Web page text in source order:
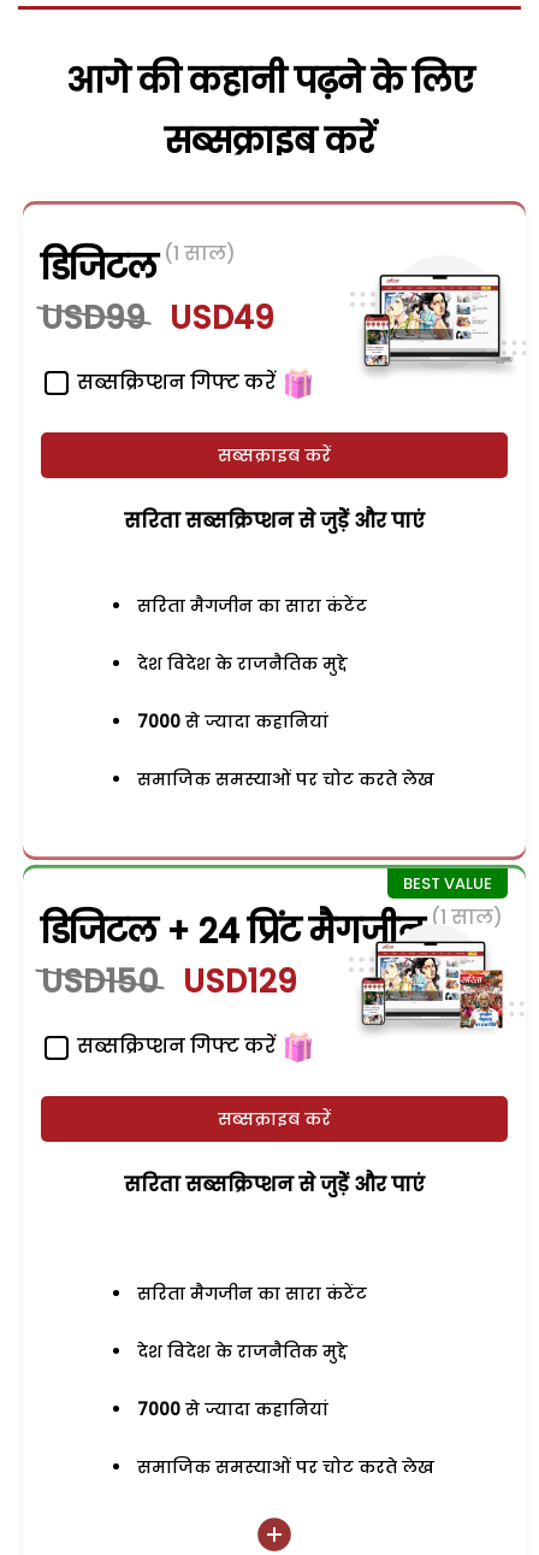
आगे की कहानी पढ़ने के लिए
सब्सक्राइब करें
डिजिटल (1 साल)
USD99 USD49
सब्सक्रिप्शन गिफ्ट करें
सब्सक्राइब करें
सरिता सब्सक्रिप्शन से जुड़ेें और पाएं
सरिता मैगजीन का सारा कंटेंट
देश विदेश के राजनैतिक मुद्दे
7000 से ज्यादा कहानियां
समाजिक समस्याओं पर चोट करते लेख
डिजिटल + 24 प्रिंट मैगजीन (1 साल)
USD150 USD129
सब्सक्रिप्शन गिफ्ट करें
सब्सक्राइब करें
सरिता सब्सक्रिप्शन से जुड़ेें और पाएं
सरिता मैगजीन का सारा कंटेंट
देश विदेश के राजनैतिक मुद्दे
7000 से ज्यादा कहानियां
समाजिक समस्याओं पर चोट करते लेख